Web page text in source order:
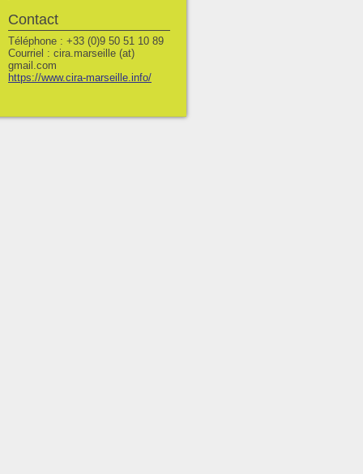
Contact
Téléphone : +33 (0)9 50 51 10 89
Courriel : cira.marseille (at)
gmail.com
https://www.cira-marseille.info/